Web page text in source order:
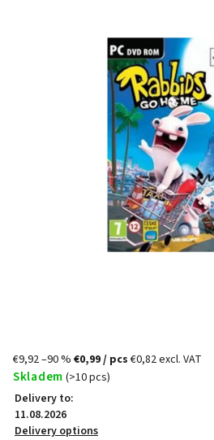
€9,92–90 % €0,99/ pcs €0,82 excl. VAT
Skladem (>10 pcs)
Delivery to:
11.08.2026
Delivery options